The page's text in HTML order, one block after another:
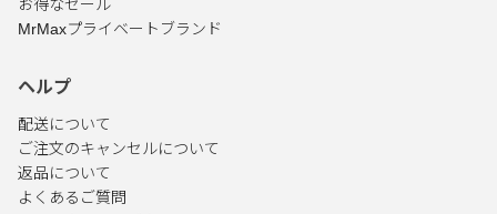
お得なセール
MrMaxプライベートブランド
ヘルプ
配送について
ご注文のキャンセルについて
返品について
よくあるご質問